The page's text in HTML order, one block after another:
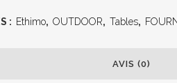
: Ethimo, OUTDOOR, Tables,
AVIS (0)